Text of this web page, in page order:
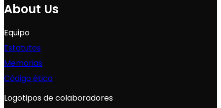
About Us
Equipo
Estatutos
Memorias
Código ético
Logotipos de colaboradores